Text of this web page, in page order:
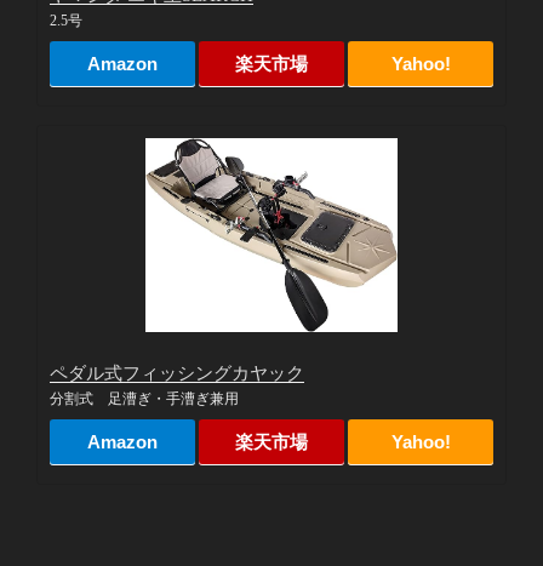
2.5号
Amazon 楽天市場 Yahoo!
ペダル式フィッシングカヤック
分割式 足漕ぎ・手漕ぎ兼用
Amazon 楽天市場 Yahoo!